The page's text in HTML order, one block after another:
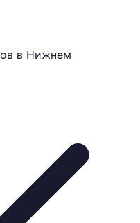
в Нижнем